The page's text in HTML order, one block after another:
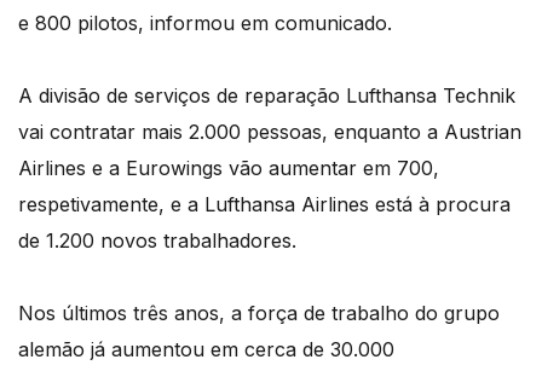
e 800 pilotos, informou em comunicado.
A divisão de serviços de reparação Lufthansa Technik
vai contratar mais 2.000 pessoas, enquanto a Austrian
Airlines e a Eurowings vão aumentar em 700,
respetivamente, e a Lufthansa Airlines está à procura
de 1.200 novos trabalhadores.
Nos últimos três anos, a força de trabalho do grupo
alemão já aumentou em cerca de 30.000